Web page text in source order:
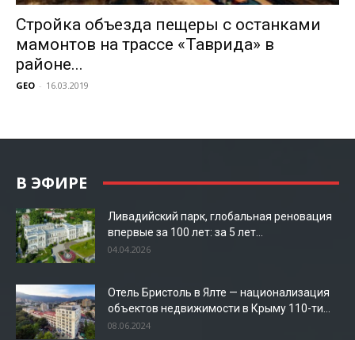
Стройка объезда пещеры с останками
мамонтов на трассе «Таврида» в
районе...
GEO - 16.03.2019
В ЭФИРЕ
Ливадийский парк, глобальная реновация
впервые за 100 лет: за 5 лет...
04.04.2026
Отель Бристоль в Ялте — национализация
объектов недвижимости в Крыму 110-ти...
08.06.2024